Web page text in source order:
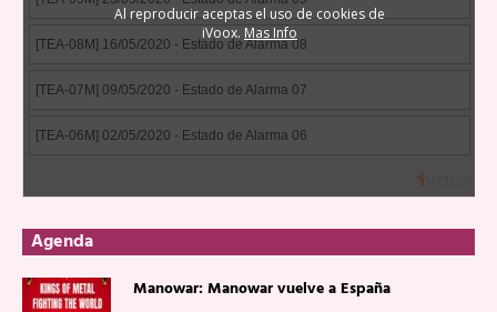
Agenda
Manowar: Manowar vuelve a España